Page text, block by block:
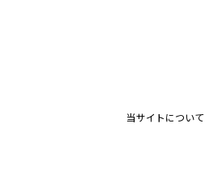
当サイトについて